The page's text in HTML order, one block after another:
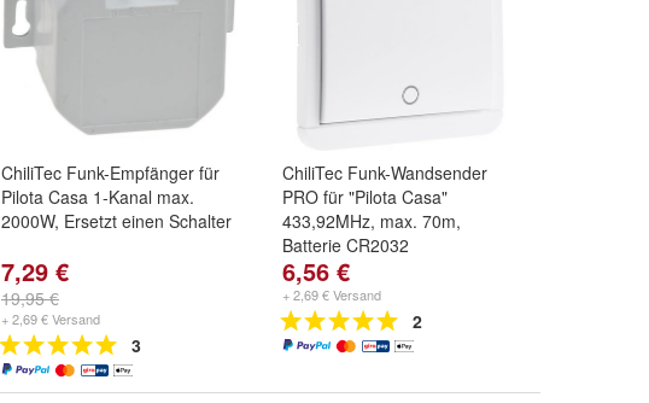
ChiliTec Funk-Empfänger für
Pilota Casa 1-Kanal max.
2000W, Ersetzt einen Schalter
7,29 €
19,95 €
+ 2,69 € Versand
3
ChiliTec Funk-Wandsender
PRO für "Pilota Casa"
433,92MHz, max. 70m,
Batterie CR2032
6,56 €
+ 2,69 € Versand
2